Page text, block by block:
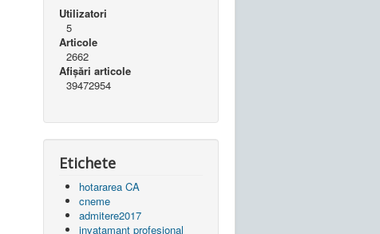
Utilizatori
5
Articole
2662
Afișări articole
39472954
Etichete
hotararea CA
cneme
admitere2017
invatamant profesional